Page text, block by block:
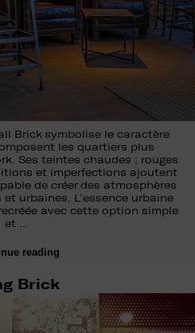
Brick symbolise le caractère
les quartiers plus
Ses teintes chaudes ; rouges
et imperfections ajoutent
de créer des atmosphères
urbaines. L’essence urbaine
avec cette option simple
et …
reading
Brick